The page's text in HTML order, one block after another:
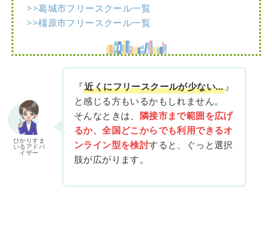
>>葛城市フリースクール一覧
>>橿原市フリースクール一覧
ひかりすま
いるアドバ
イザー
『近くにフリースクールが少ない… 』
と感じる方もいるかもしれません。
そんなときは、 隣接市まで範囲を広げ
るか、全国どこからでも利用できるオ
ンライン型を検討すると、ぐっと選択
肢が広がります。